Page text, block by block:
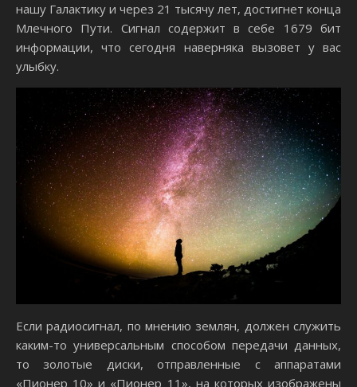
нашу Галактику и через 21 тысячу лет, достигнет конца
Млечного Пути. Сигнал содержит в себе 1679 бит
информации, что сегодня наверняка вызовет у вас
улыбку.
Если радиосигнал, по мнению землян, должен служить
каким-то универсальным способом передачи данных,
то золотые диски, отправленные с аппаратами
«Пионер 10» и «Пионер 11», на которых изображены